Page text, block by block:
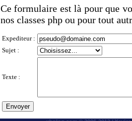
Ce formulaire est là pour que
nos classes php ou pour tout
Expediteur :
Sujet :
Texte :